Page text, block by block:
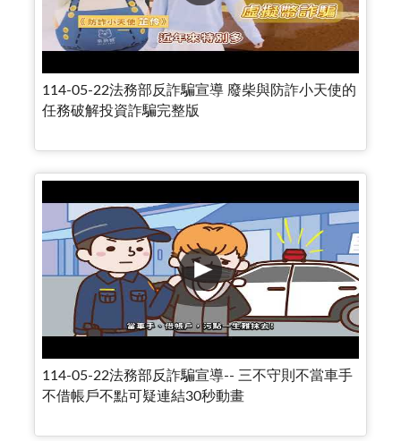
114-05-22法務部反詐騙宣導 廢柴與防詐小天使的
任務破解投資詐騙完整版
114-05-22法務部反詐騙宣導-- 三不守則不當車手
不借帳戶不點可疑連結30秒動畫